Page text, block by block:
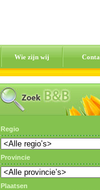
Wie zijn wij
Regio
Provincie
Plaatsen